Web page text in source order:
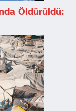
Öldürüldü: